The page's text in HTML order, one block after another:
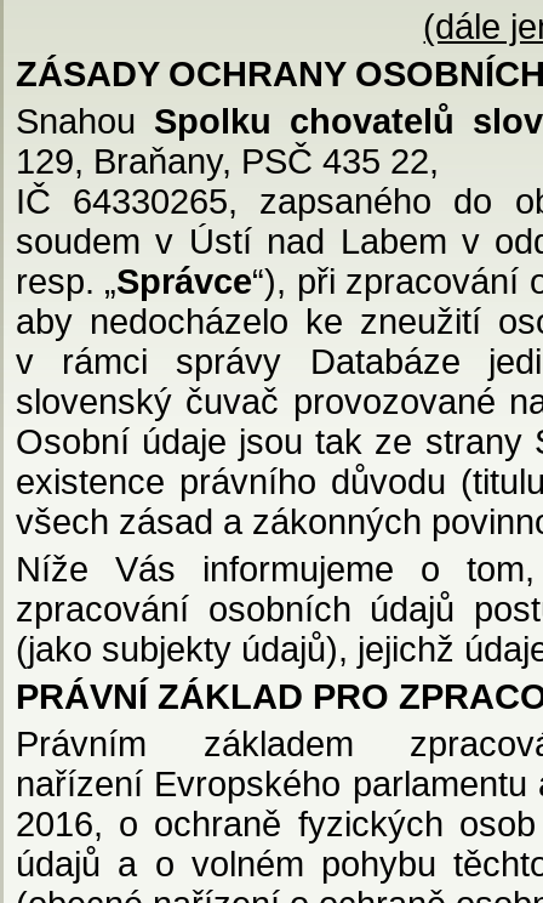
(dále
ZÁSADY OCHRANY
Snahou Spolku chovatelů
129, Braňany, PSČ 435 22,
IČ 64330265, zapsaného do
soudem v Ústí nad Labem v
resp. „Správce“), při zpracování
aby nedocházelo ke zneužití
v rámci správy Databáze
slovenský čuvač provozované
Osobní údaje jsou tak ze strany
existence právního důvodu
všech zásad a zákonných
Níže Vás informujeme o
zpracování osobních údajů
(jako subjekty údajů), jejichž
PRÁVNÍ ZÁKLAD PRO
Právním základem
nařízení Evropského
2016, o ochraně fyzických
údajů a o volném pohybu